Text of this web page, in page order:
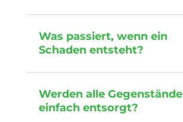
Was passiert, wenn ein
Schaden entsteht?
Werden alle Gegenstände
einfach entsorgt?